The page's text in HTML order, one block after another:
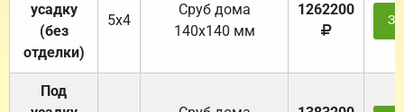
усадку
(без
отделки)
5х4
Cруб дома
140х140 мм
1262200
Под